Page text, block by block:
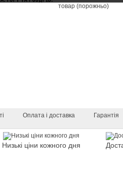
товар (порожньо)
Оплата і доставка Гарантія
Низькі ціни кожного дня